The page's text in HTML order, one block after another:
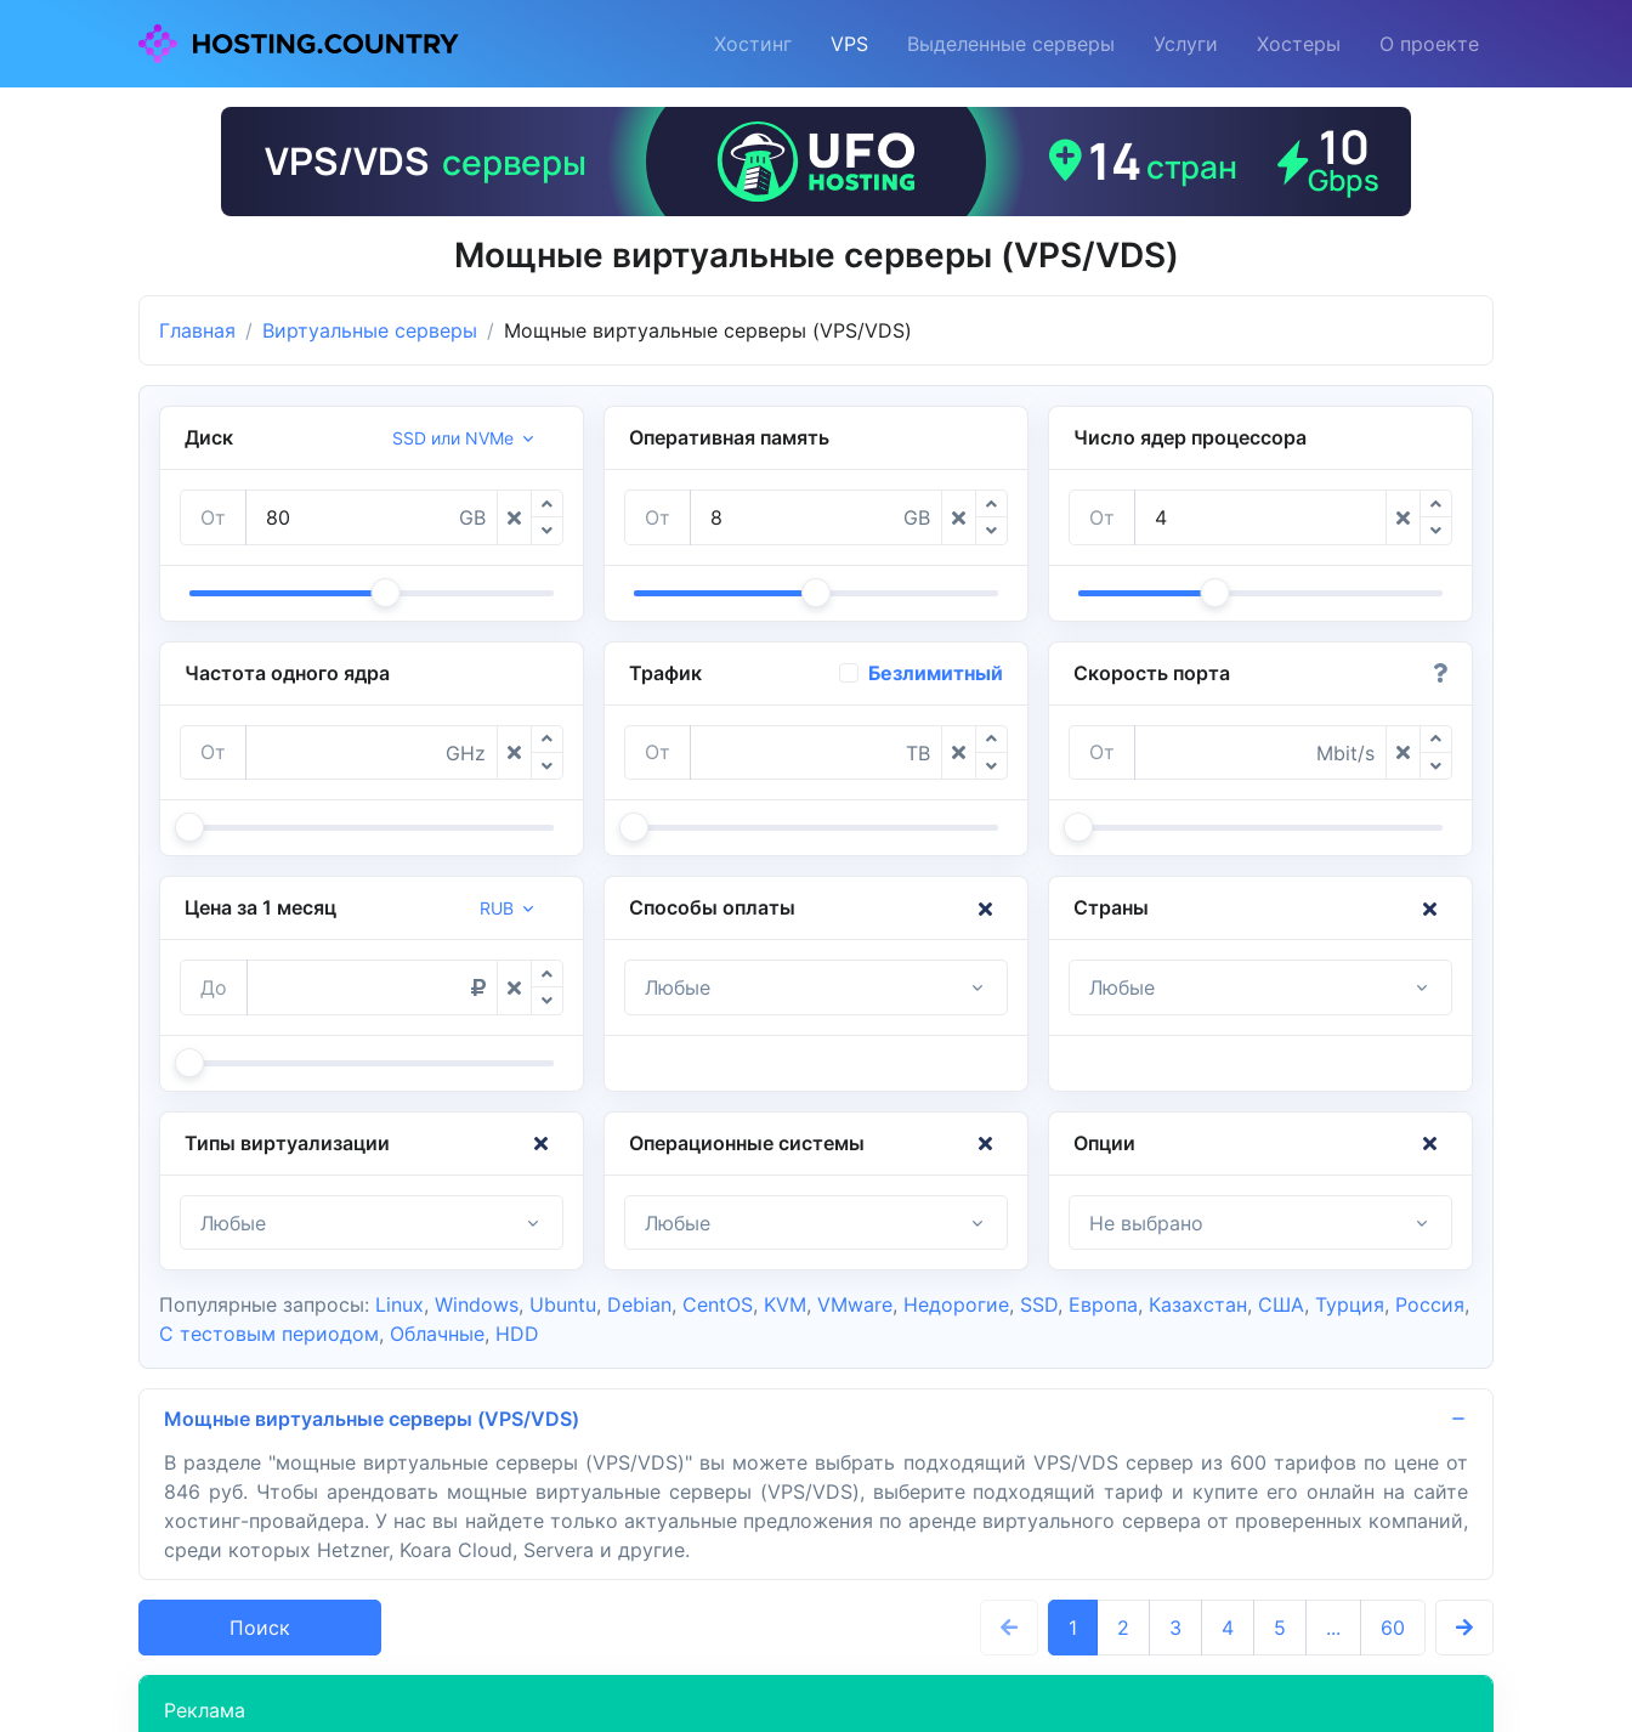
Хостинг VPS Выделенные серверы Услуги Хостеры О проекте
Мощные виртуальные серверы (VPS/VDS)
Главная Виртуальные серверы Мощные виртуальные серверы (VPS/VDS)
Диск SSD или NVMe
От GB
Оперативная память
От GB
Число ядер процессора
От
Частота одного ядра
От GHz
Трафик Безлимитный
От TB
Скорость порта
От Mbit/s
Цена за 1 месяц RUB
До
Способы оплаты
Любые
Страны
Любые
Типы виртуализации
Любые
Операционные системы
Любые
Опции
Не выбрано
Популярные запросы: Linux, Windows, Ubuntu, Debian, CentOS, KVM, VMware, Недорогие, SSD, Европа, Казахстан, США, Турция, Россия,
С тестовым периодом, Облачные, HDD
Мощные виртуальные серверы (VPS/VDS)
В разделе "мощные виртуальные серверы (VPS/VDS)" вы можете выбрать подходящий VPS/VDS сервер из 600 тарифов по цене от
846 руб. Чтобы арендовать мощные виртуальные серверы (VPS/VDS), выберите подходящий тариф и купите его онлайн на сайте
хостинг-провайдера. У нас вы найдете только актуальные предложения по аренде виртуального сервера от проверенных компаний,
среди которых Hetzner, Koara Cloud, Servera и другие.
Поиск 1 2 3 4 5 ... 60
Реклама